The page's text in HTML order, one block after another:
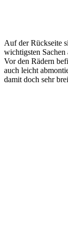
Auf der Rückseite
wichtigsten
Vor den Rädern
auch leicht
damit doch sehr